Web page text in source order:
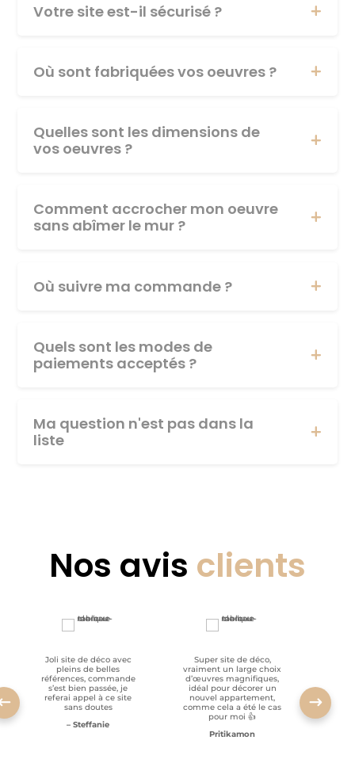
Votre site est-il sécurisé ?
Où sont fabriquées vos oeuvres ?
Quelles sont les dimensions de
vos oeuvres ?
Comment accrocher mon oeuvre
sans abîmer le mur ?
Où suivre ma commande ?
Quels sont les modes de
paiements acceptés ?
Ma question n'est pas dans la
liste
Nos avis clients
Joli site de déco avec
pleins de belles
références, commande
s’est bien passée, je
referai appel à ce site
sans doutes
– Steffanie
Super site de déco,
vraiment un large choix
d’œuvres magnifiques,
idéal pour décorer un
nouvel appartement,
comme cela a été le cas
pour moi 👍
Pritikamon